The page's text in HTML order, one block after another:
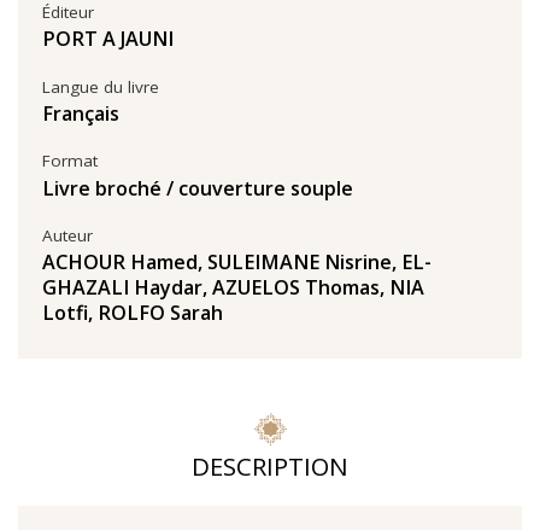
Auteur
ACHOUR Hamed, SULEIMANE Nisrine, EL-
GHAZALI Haydar,AZUELOS Thomas, NIA
Lotfi, ROLFO Sarah
Éditeur
PORT A JAUNI
Langue du livre
Français
Format
Livre broché / couverture souple
DESCRIPTION